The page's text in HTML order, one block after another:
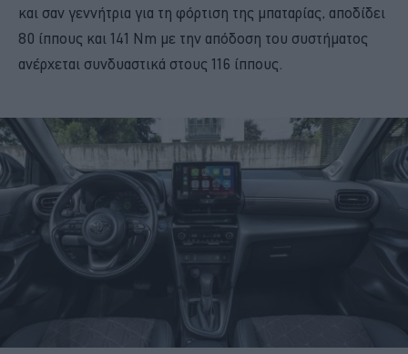
και σαν γεννήτρια για τη φόρτιση της μπαταρίας, αποδίδει
80 ίππους και 141 Nm με την απόδοση του συστήματος
ανέρχεται συνδυαστικά στους 116 ίππους.